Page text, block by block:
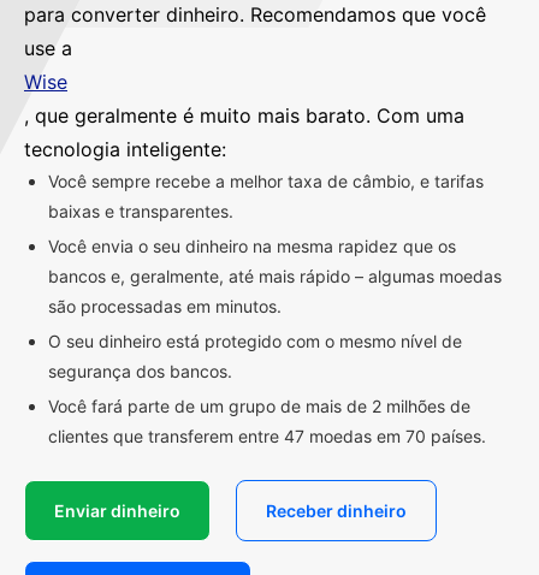
para converter dinheiro. Recomendamos que você
use a
Wise
, que geralmente é muito mais barato. Com uma
tecnologia inteligente:
Você sempre recebe a melhor taxa de câmbio, e tarifas
baixas e transparentes.
Você envia o seu dinheiro na mesma rapidez que os
bancos e, geralmente, até mais rápido – algumas moedas
são processadas em minutos.
O seu dinheiro está protegido com o mesmo nível de
segurança dos bancos.
Você fará parte de um grupo de mais de 2 milhões de
clientes que transferem entre 47 moedas em 70 países.
Enviar dinheiro Receber dinheiro